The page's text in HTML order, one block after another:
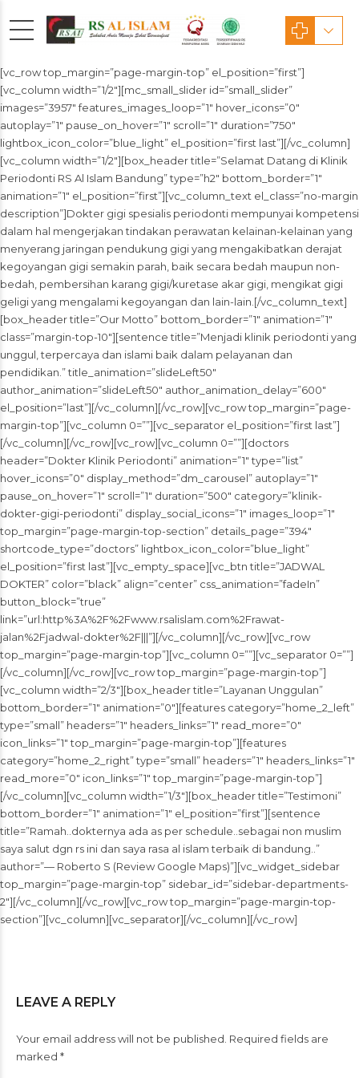
[vc_row top_margin=”page-margin-top” el_position=”first”]
[vc_column width=”1/2″][mc_small_slider id=”small_slider”
images=”3957″ features_images_loop=”1″ hover_icons=”0″
autoplay=”1″ pause_on_hover=”1″ scroll=”1″ duration=”750″
lightbox_icon_color=”blue_light” el_position=”first last”][/vc_column]
[vc_column width=”1/2″][box_header title=”Selamat Datang di Klinik
Periodonti RS Al Islam Bandung” type=”h2″ bottom_border=”1″
animation=”1″ el_position=”first”][vc_column_text el_class=”no-margin
description”]Dokter gigi spesialis periodonti mempunyai kompetensi
dalam hal mengerjakan tindakan perawatan kelainan-kelainan yang
menyerang jaringan pendukung gigi yang mengakibatkan derajat
kegoyangan gigi semakin parah, baik secara bedah maupun non-
bedah, pembersihan karang gigi/kuretase akar gigi, mengikat gigi
geligi yang mengalami kegoyangan dan lain-lain.[/vc_column_text]
[box_header title=”Our Motto” bottom_border=”1″ animation=”1″
class=”margin-top-10″][sentence title=”Menjadi klinik periodonti yang
unggul, terpercaya dan islami baik dalam pelayanan dan
pendidikan.” title_animation=”slideLeft50″
author_animation=”slideLeft50″ author_animation_delay=”600″
el_position=”last”][/vc_column][/vc_row][vc_row top_margin=”page-
margin-top”][vc_column 0=””][vc_separator el_position=”first last”]
[/vc_column][/vc_row][vc_row][vc_column 0=””][doctors
header=”Dokter Klinik Periodonti” animation=”1″ type=”list”
hover_icons=”0″ display_method=”dm_carousel” autoplay=”1″
pause_on_hover=”1″ scroll=”1″ duration=”500″ category=”klinik-
dokter-gigi-periodonti” display_social_icons=”1″ images_loop=”1″
top_margin=”page-margin-top-section” details_page=”394″
shortcode_type=”doctors” lightbox_icon_color=”blue_light”
el_position=”first last”][vc_empty_space][vc_btn title=”JADWAL
DOKTER” color=”black” align=”center” css_animation=”fadeIn”
button_block=”true”
link=”url:http%3A%2F%2Fwww.rsalislam.com%2Frawat-
jalan%2Fjadwal-dokter%2F|||”][/vc_column][/vc_row][vc_row
top_margin=”page-margin-top”][vc_column 0=””][vc_separator 0=””]
[/vc_column][/vc_row][vc_row top_margin=”page-margin-top”]
[vc_column width=”2/3″][box_header title=”Layanan Unggulan”
bottom_border=”1″ animation=”0″][features category=”home_2_left”
type=”small” headers=”1″ headers_links=”1″ read_more=”0″
icon_links=”1″ top_margin=”page-margin-top”][features
category=”home_2_right” type=”small” headers=”1″ headers_links=”1″
read_more=”0″ icon_links=”1″ top_margin=”page-margin-top”]
[/vc_column][vc_column width=”1/3″][box_header title=”Testimoni”
bottom_border=”1″ animation=”1″ el_position=”first”][sentence
title=”Ramah..dokternya ada as per schedule..sebagai non muslim
saya salut dgn rs ini dan saya rasa al islam terbaik di bandung..”
author=”— Roberto S (Review Google Maps)”][vc_widget_sidebar
top_margin=”page-margin-top” sidebar_id=”sidebar-departments-
2″][/vc_column][/vc_row][vc_row top_margin=”page-margin-top-
section”][vc_column][vc_separator][/vc_column][/vc_row]
LEAVE A REPLY
Your email address will not be published. Required fields are
marked *